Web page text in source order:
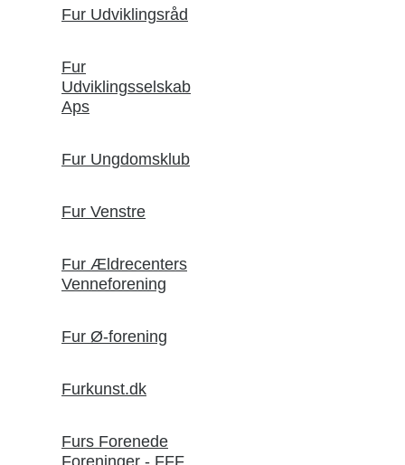
Fur Udviklingsråd
Fur
Udviklingsselskab
Aps
Fur Ungdomsklub
Fur Venstre
Fur Ældrecenters
Venneforening
Fur Ø-forening
Furkunst.dk
Furs Forenede